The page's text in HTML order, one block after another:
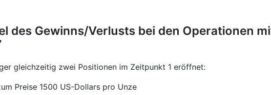
des Gewinns/Verlusts bei den Operationen
gleichzeitig zwei Positionen im Zeitpunkt 1 eröffnet:
Preise 1500 US-Dollars pro Unze